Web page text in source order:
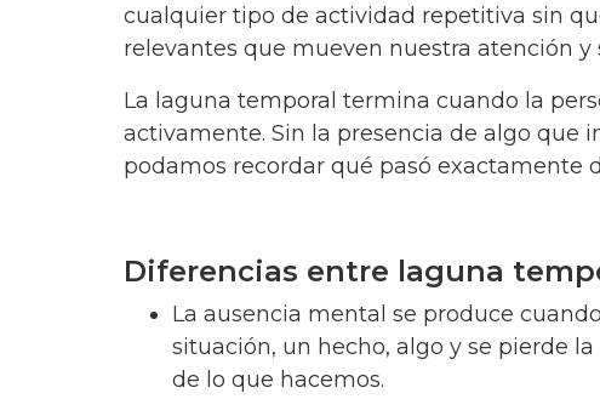
cualquier tipo de actividad repetitiva sin
relevantes que mueven nuestra atención
La laguna temporal termina cuando la
activamente. Sin la presencia de algo
podamos recordar qué pasó exactamente
Diferencias entre laguna
La ausencia mental se produce
situación, un hecho, algo y se pierde
de lo que hacemos.